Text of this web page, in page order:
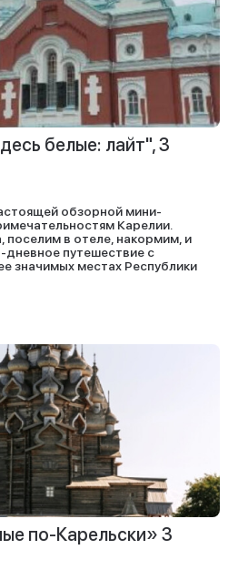
белые: лайт", 3
обзорной мини-
Карелии.
поселим в отеле, накормим, и
дневное путешествие с
значимых местах Республики
по-Карельски» 3